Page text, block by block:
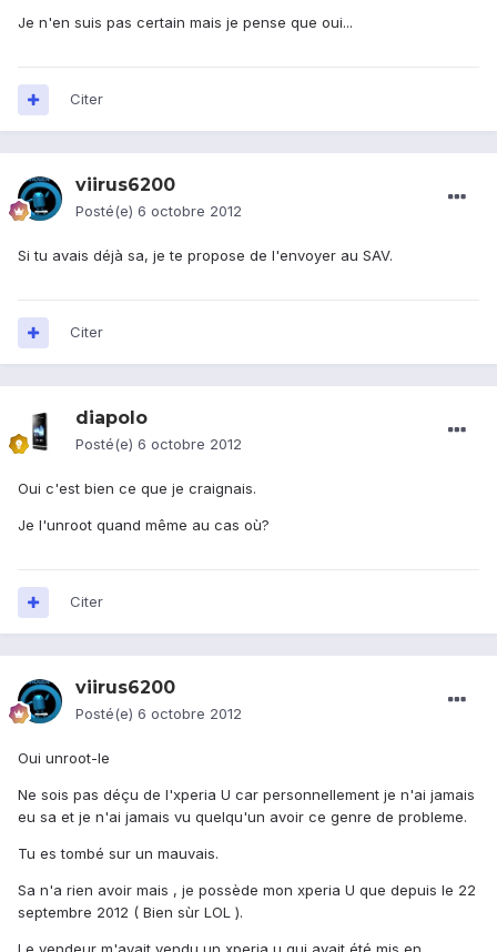
Je n'en suis pas certain mais je pense que oui...
Citer
viirus6200
Posté(e) 6 octobre 2012
Si tu avais déjà sa, je te propose de l'envoyer au SAV.
Citer
diapolo
Posté(e) 6 octobre 2012
Oui c'est bien ce que je craignais.
Je l'unroot quand même au cas où?
Citer
viirus6200
Posté(e) 6 octobre 2012
Oui unroot-le
Ne sois pas déçu de l'xperia U car personnellement je n'ai jamais
eu sa et je n'ai jamais vu quelqu'un avoir ce genre de probleme.
Tu es tombé sur un mauvais.
Sa n'a rien avoir mais , je possède mon xperia U que depuis le 22
septembre 2012 ( Bien sùr LOL ).